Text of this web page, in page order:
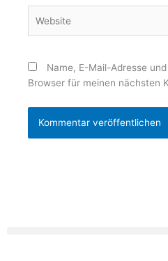
Name, E-Mail-Adresse
Browser für meinen nächsten